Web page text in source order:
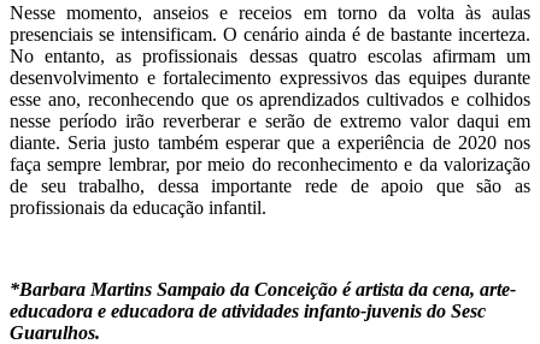
Nesse momento, anseios e receios em torno da volta às aulas
presenciais se intensificam. O cenário ainda é de bastante incerteza.
No entanto, as profissionais dessas quatro escolas afirmam um
desenvolvimento e fortalecimento expressivos das equipes durante
esse ano, reconhecendo que os aprendizados cultivados e colhidos
nesse período irão reverberar e serão de extremo valor daqui em
diante. Seria justo também esperar que a experiência de 2020 nos
faça sempre lembrar, por meio do reconhecimento e da valorização
de seu trabalho, dessa importante rede de apoio que são as
profissionais da educação infantil.
*Barbara Martins Sampaio da Conceição é artista da cena, arte-
educadora e educadora de atividades infanto-juvenis do Sesc
Guarulhos.